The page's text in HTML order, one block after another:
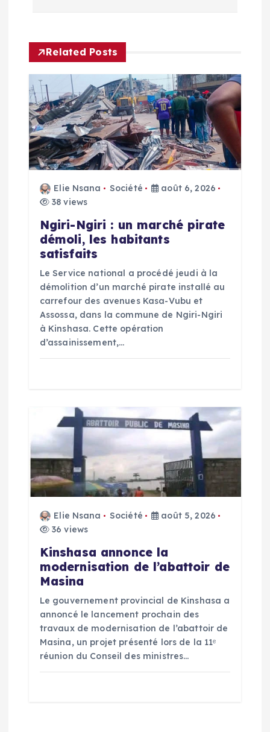
t
o
n
d
e
Related Posts
Elie Nsana Société
août 6, 2026
38 views
Ngiri-Ngiri : un marché pirate
démoli, les habitants
satisfaits
Le Service national a procédé jeudi à la
démolition d’un marché pirate installé au
carrefour des avenues Kasa-Vubu et
Assossa, dans la commune de Ngiri-Ngiri
à Kinshasa. Cette opération
d’assainissement,…
Elie Nsana Société
août 5, 2026
36 views
Kinshasa annonce la
modernisation de l’abattoir de
Masina
Le gouvernement provincial de Kinshasa a
annoncé le lancement prochain des
travaux de modernisation de l’abattoir de
Masina, un projet présenté lors de la 11ᵉ
réunion du Conseil des ministres…